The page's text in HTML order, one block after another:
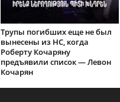
Трупы погибших еще не был
вынесены из НС, когда
Роберту Кочаряну
предъявили список — Левон
Кочарян